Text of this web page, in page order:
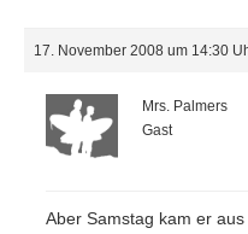
17. November 2008 um 14:30
Mrs. Palmers
Gast
Aber Samstag kam er